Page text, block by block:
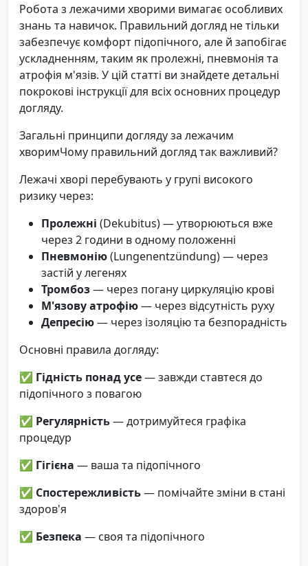
Робота з лежачими хворими вимагає особливих
знань та навичок. Правильний догляд не тільки
забезпечує комфорт підопічного, але й запобігає
ускладненням, таким як пролежні, пневмонія та
атрофія м'язів. У цій статті ви знайдете детальні
покрокові інструкції для всіх основних процедур
догляду.
Загальні принципи догляду за лежачим
хворимЧому правильний догляд так важливий?
Лежачі хворі перебувають у групі високого
ризику через:
Пролежні (Dekubitus) — утворюються вже
через 2 години в одному положенні
Пневмонію(Lungenentzündung) — через
застій у легенях
Тромбоз— через погану циркуляцію крові
М'язову атрофію— через відсутність руху
Депресію— через ізоляцію та безпорадність
Основні правила догляду:
✅ Гідність понад усе— завжди ставтеся до
підопічного з повагою
✅ Регулярність— дотримуйтеся графіка
процедур
✅ Гігієна — ваша та підопічного
✅ Спостережливість— помічайте зміни в стані
здоров'я
✅ Безпека — своя та підопічного